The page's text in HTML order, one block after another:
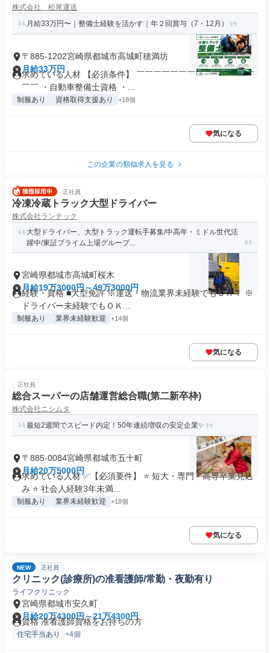
株式会社 松尾運送
月給33万円〜｜整備士経験を活かす｜年２回賞与（7・12月）
〒885-1202宮崎県都城市高城町穂満坊
月給33万円
求めている人材 【必須条件】 ￣￣￣￣￣￣￣￣￣￣￣￣￣￣
￣￣ ・自動車整備士資格 ・...
制服あり 資格取得支援あり +18個
気になる
この企業の類似求人を見る
正社員
冷凍冷蔵トラック大型ドライバー
株式会社ランテック
大型ドライバー、大型トラック運転手募集/中高年・ミドル世代活
躍中/東証プライム上場グループ...
宮崎県都城市高城町桜木
月給19万3000円～49万3000円
経験・資格 ■大型免許 ※運送・物流業界未経験でもＯＫ！ ※
ドライバー未経験でもＯＫ...
制服あり 業界未経験歓迎 +14個
気になる
正社員
総合スーパーの店舗運営総合職(第二新卒枠)
株式会社ニシムタ
最短2週間でスピード内定！50年連続増収の安定企業✨
〒885-0084宮崎県都城市五十町
月給20万5000円
求めている人材 ✅【必須要件】 ⭐ 短大・専門・高専卒業見込
み ⭐ 社会人経験3年未満...
制服あり 業界未経験歓迎 +18個
気になる
NEW 正社員
クリニック(診療所)の准看護師/常勤・夜勤有り
ライフクリニック
宮崎県都城市安久町
月給20万4300円～21万4300円
資格 准看護師資格をお持ちの方
住宅手当あり +4個